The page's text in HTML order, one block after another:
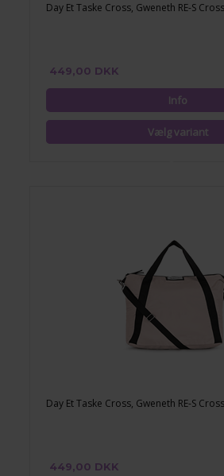
Day Et Taske Cross, Gweneth RE-S
449,00 DKK
Day Et Taske Cross, Gweneth RE-S
449,00 DKK